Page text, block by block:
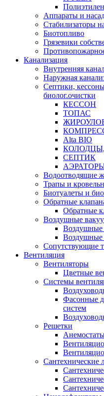
Аппараты и
Стабилизаторы
Биотопливо
Грязевики
Канализация
Внутренняя
Наружная
Септики,
биолог.очистки
КЕССОН
ТОПАС
Alta BIO
СЕПТИК
Водоотводящие
Трапы и
Биотуалеты и
Обратные
Обратные
Воздушные
Воздушные
Воздушные
Сопутствующие
Вентиляция
Вентиляторы
Цветные
Системы
Фасонные
систем
Решетки
Сантехнические